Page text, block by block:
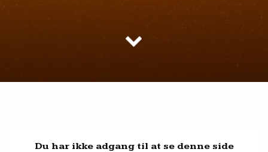
Du har ikke adgang til at se denne side